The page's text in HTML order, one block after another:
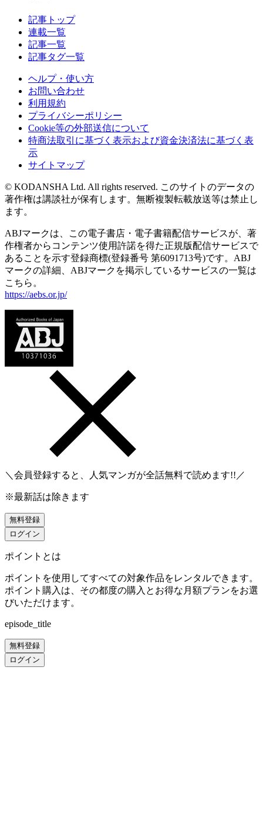
記事トップ
連載一覧
記事一覧
記事タグ一覧
ヘルプ・使い方
お問い合わせ
利用規約
プライバシーポリシー
Cookie等の外部送信について
特商法取引に基づく表示および資金決済法に基づく表
示
サイトマップ
© KODANSHA Ltd. All rights reserved. このサイトのデータの
著作権は講談社が保有します。無断複製転載放送等は禁止し
ます。
ABJマークは、この電子書店・電子書籍配信サービスが、著
作権者からコンテンツ使用許諾を得た正規版配信サービスで
あることを示す登録商標(登録番号 第6091713号)です。ABJ
マークの詳細、ABJマークを掲示しているサービスの一覧は
こちら。
https://aebs.or.jp/
＼会員登録すると、人気マンガが全話無料で読めます!!／
※最新話は除きます
無料登録
ログイン
ポイントとは
ポイントを使用してすべての対象作品をレンタルできます。
ポイント購入は、その都度の購入とお得な月額プランをお選
びいただけます。
episode_title
無料登録
ログイン